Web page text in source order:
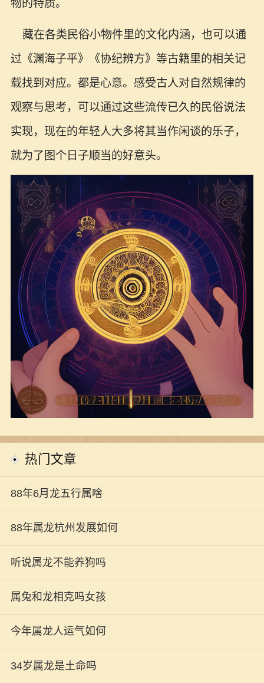
物的特质。
藏在各类民俗小物件里的文化内涵，也可以通
过《渊海子平》《协纪辨方》等古籍里的相关记
载找到对应。都是心意。感受古人对自然规律的
观察与思考，可以通过这些流传已久的民俗说法
实现，现在的年轻人大多将其当作闲谈的乐子，
就为了图个日子顺当的好意头。
热门文章
88年6月龙五行属啥
88年属龙杭州发展如何
听说属龙不能养狗吗
属兔和龙相克吗女孩
今年属龙人运气如何
34岁属龙是土命吗现家庭能量场的稳定运转，为居住者